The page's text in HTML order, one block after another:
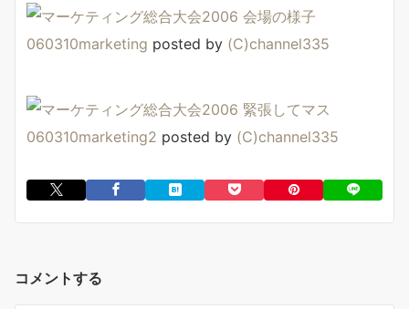
060310marketing posted by (C)channel335
060310marketing2 posted by (C)channel335
コメントする